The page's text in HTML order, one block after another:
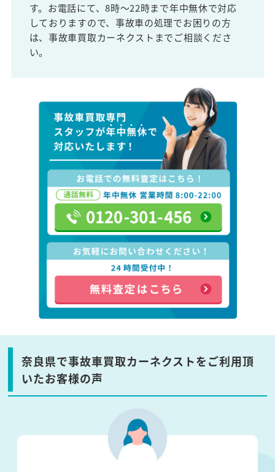
す。お電話にて、8時～22時まで年中無休で対応
しておりますので、事故車の処理でお困りの方
は、事故車買取カーネクストまでご相談くださ
い。
奈良県で事故車買取カーネクストをご利用頂
いたお客様の声